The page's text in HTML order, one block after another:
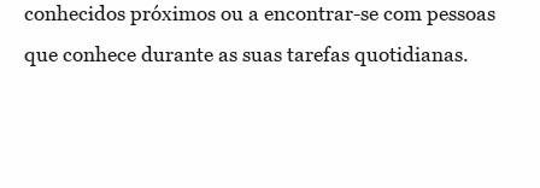
conhecidos próximos ou a encontrar-se com pessoas
que conhece durante as suas tarefas quotidianas.